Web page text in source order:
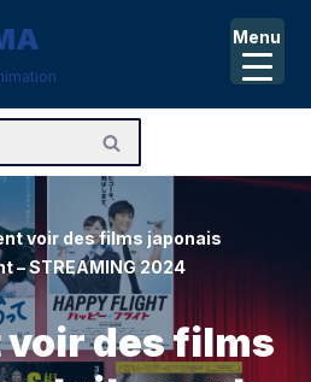
voir des films japonais
– STREAMING 2024
voir des films
Menu